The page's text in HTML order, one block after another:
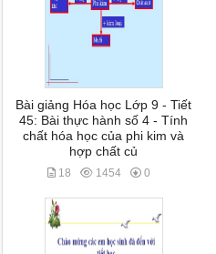
Bài giảng Hóa học Lớp 9 - Tiết
45: Bài thực hành số 4 - Tính
chất hóa học của phi kim và
hợp chất củ
18 1454 0